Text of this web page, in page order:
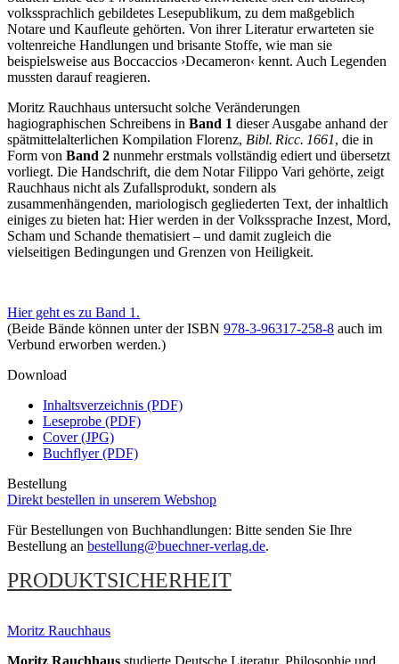
volkssprachlich gebildetes Lesepublikum, zu dem maßgeblich
Notare und Kaufleute gehörten. Von ihrer Literatur erwarteten sie
voltenreiche Handlungen und brisante Stoffe, wie man sie
beispielsweise aus Boccaccios ›Decameron‹ kennt. Auch Legenden
mussten darauf reagieren.
Moritz Rauchhaus untersucht solche Veränderungen
hagiographischen Schreibens in Band 1 dieser Ausgabe anhand der
spätmittelalterlichen Kompilation Florenz, Bibl. Ricc. 1661, die in
Form von Band 2 nunmehr erstmals vollständig ediert und übersetzt
vorliegt. Die Handschrift, die dem Notar Filippo Vari gehörte, zeigt
Rauchhaus nicht als Zufallsprodukt, sondern als
zusammenhängenden, mariologisch gegliederten Text, der inhaltlich
einiges zu bieten hat: Hier werden in der Volkssprache Inzest, Mord,
Scham und Schande thematisiert – und damit zugleich die
vielseitigen Bedingungen und Grenzen von Heiligkeit.
Hier geht es zu Band 1.
(Beide Bände können unter der ISBN 978-3-96317-258-8 auch im
Verbund erworben werden.)
Download
Inhaltsverzeichnis (PDF)
Leseprobe (PDF)
Cover (JPG)
Buchflyer (PDF)
Bestellung
Direkt bestellen in unserem Webshop
Für Bestellungen von Buchhandlungen: Bitte senden Sie Ihre
Bestellung an bestellung@buechner-verlag.de.
PRODUKTSICHERHEIT
Moritz Rauchhaus